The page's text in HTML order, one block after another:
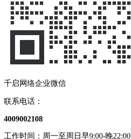
千启网络企业微信
联系电话：
4009002108
工作时间：周一至周日早9:00-晚22:00